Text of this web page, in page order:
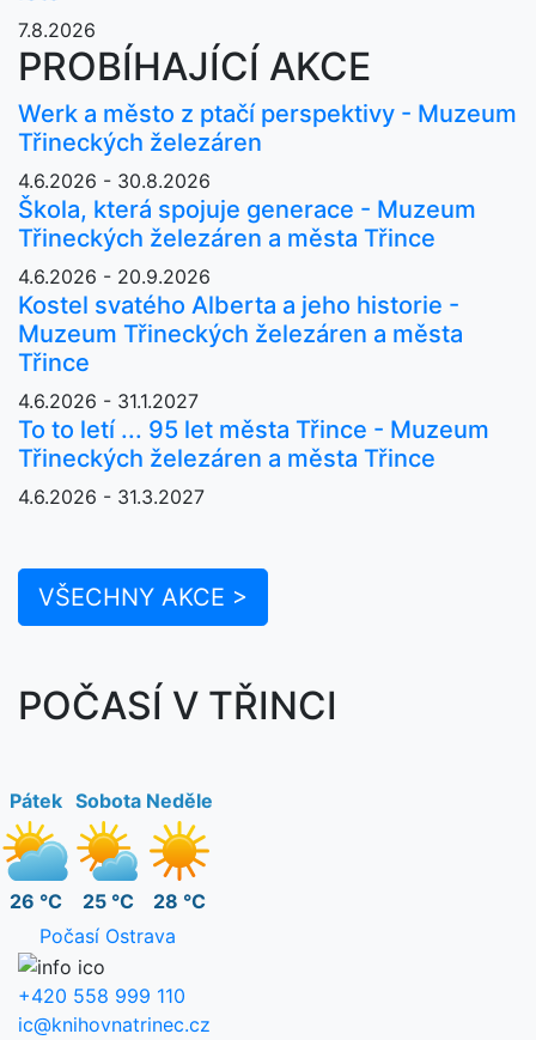
7.8.2026
PROBÍHAJÍCÍ AKCE
Werk a město z ptačí perspektivy - Muzeum
Třineckých železáren
4.6.2026 - 30.8.2026
Škola, která spojuje generace - Muzeum
Třineckých železáren a města Třince
4.6.2026 - 20.9.2026
Kostel svatého Alberta a jeho historie -
Muzeum Třineckých železáren a města
Třince
4.6.2026 - 31.1.2027
To to letí ... 95 let města Třince - Muzeum
Třineckých železáren a města Třince
4.6.2026 - 31.3.2027
VŠECHNY AKCE >
POČASÍ V TŘINCI
Pátek
26 °C
Sobota
25 °C
Neděle
28 °C
Počasí Ostrava
+420 558 999 110
ic@knihovnatrinec.cz